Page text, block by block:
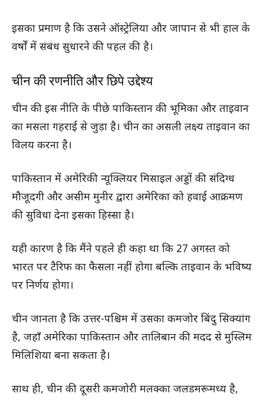
इसका प्रमाण है कि उसने ऑस्ट्रेलिया और जापान से भी हाल के
वर्षों में संबंध सुधारने की पहल की है।
चीन की रणनीति और छिपे उद्देश्य
चीन की इस नीति के पीछे पाकिस्तान की भूमिका और ताइवान
का मसला गहराई से जुड़ा है। चीन का असली लक्ष्य ताइवान का
विलय करना है।
पाकिस्तान में अमेरिकी न्यूक्लियर मिसाइल अड्डों की संदिग्ध
मौजूदगी और असीम मुनीर द्वारा अमेरिका को हवाई आक्रमण
की सुविधा देना इसका हिस्सा है।
यही कारण है कि मैंने पहले ही कहा था कि 27 अगस्त को
भारत पर टैरिफ का फैसला नहीं होगा बल्कि ताइवान के भविष्य
पर निर्णय होगा।
चीन जानता है कि उत्तर-पश्चिम में उसका कमजोर बिंदु सिक्यांग
है, जहाँ अमेरिका पाकिस्तान और तालिबान की मदद से मुस्लिम
मिलिशिया बना सकता है।
साथ ही, चीन की दूसरी कमजोरी मलक्का जलडमरूमध्य है,